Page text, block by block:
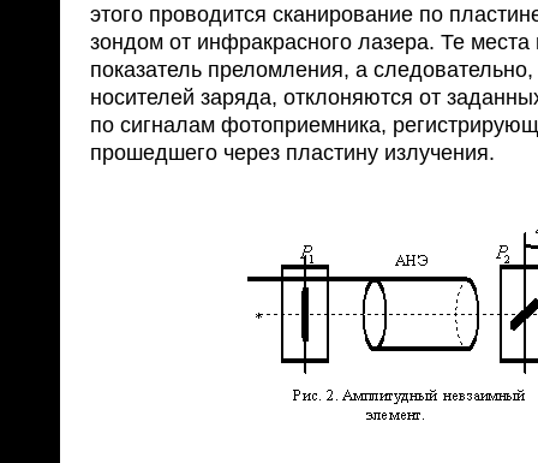
этого проводится сканирование по
зондом от инфракрасного лазера. Те
показатель преломления, а следовательно,
носителей заряда, отклоняются от
по сигналам фотоприемника,
прошедшего через пластину излучения.